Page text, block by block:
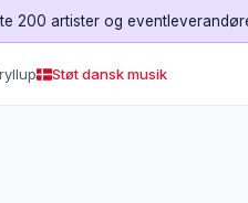
200 artister og
Støt dansk musik